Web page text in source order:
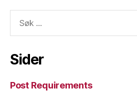
etter:
Sider
Post Requirements